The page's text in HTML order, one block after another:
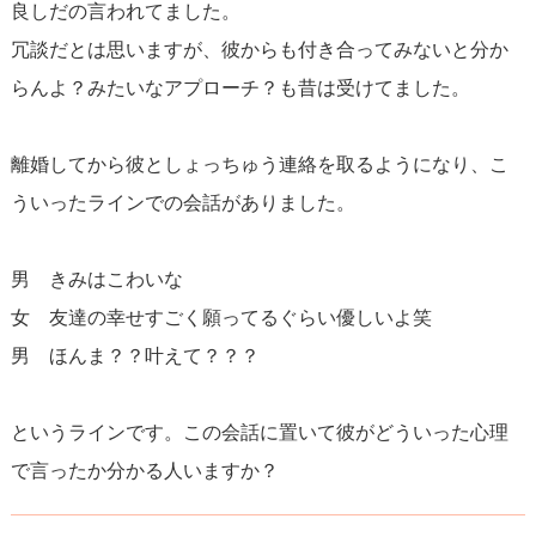
良しだの言われてました。
冗談だとは思いますが、彼からも付き合ってみないと分か
らんよ？みたいなアプローチ？も昔は受けてました。
離婚してから彼としょっちゅう連絡を取るようになり、こ
ういったラインでの会話がありました。
男 きみはこわいな
女 友達の幸せすごく願ってるぐらい優しいよ笑
男 ほんま？？叶えて？？？
というラインです。この会話に置いて彼がどういった心理
で言ったか分かる人いますか？